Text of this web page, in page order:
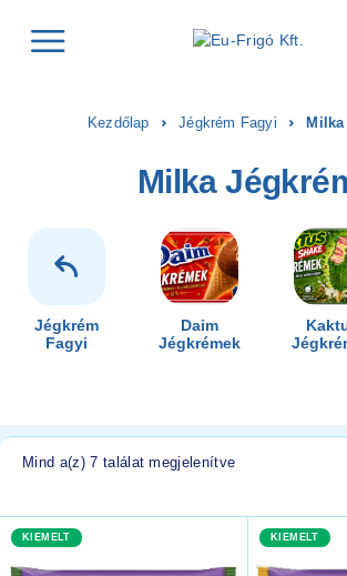
Kezdőlap Jégkrém Fagyi
Milka
Jégkrém
Fagyi
Daim
Jégkrémek
Mind a(z) 7 találat megjelenítve
KIEMELT KIEMELT